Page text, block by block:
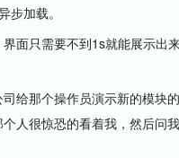
步加载。
只需要不到1s就能展示出
那个操作员演示新的模块的
人很惊恐的看着我，然后问